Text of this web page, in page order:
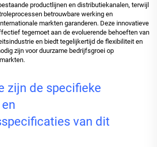
productlijnen en distributiekanalen, terwijl
betrouwbare werking en
markten garanderen. Deze innovatieve
tegemoet aan de evoluerende behoeften van
en biedt tegelijkertijd de flexibiliteit en
zijn voor duurzame bedrijfsgroei op
zijn de specifieke
van dit